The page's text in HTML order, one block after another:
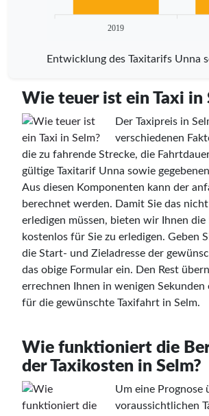
2019
Entwicklung des Taxitarifs Unna
Wie teuer ist ein Taxi in
Der Taxipreis in
verschiedenen
die zu fahrende Strecke, die
gültige Taxitarif Unna sowie
Aus diesen Komponenten kann der
berechnet werden. Damit Sie das
erledigen müssen, bieten wir Ihnen
kostenlos für Sie zu erledigen. Geben
die Start- und Zieladresse der
das obige Formular ein. Den Rest
errechnen Ihnen in wenigen Sekunden
für die gewünschte Taxifahrt in Selm.
Wie funktioniert die
der Taxikosten in Selm?
Um eine Prognose
voraussichtlichen